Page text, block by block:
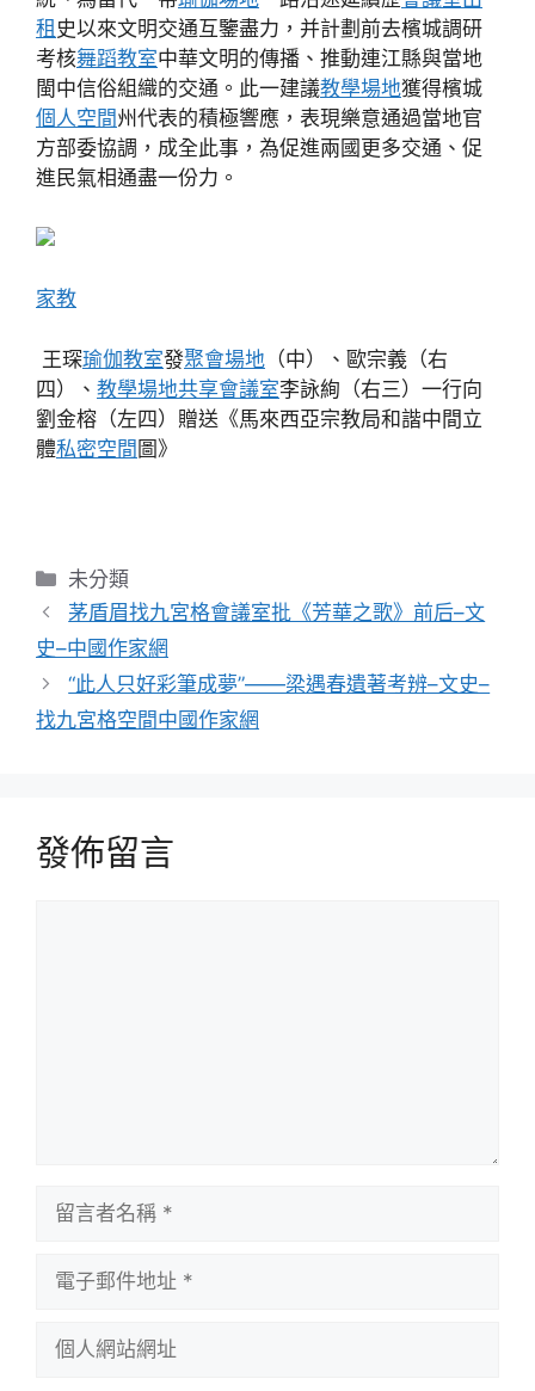
租 史以來文明交通互鑒盡力，并計劃前去檳城調研
考核舞蹈教室中華文明的傳播、推動連江縣與當地
閩中信俗組織的交通。此一建議教學場地獲得檳城
個人空間州代表的積極響應，表現樂意通過當地官
方部委協調，成全此事，為促進兩國更多交通、促
進民氣相通盡一份力。
家教
王琛瑜伽教室發聚會場地 （中）、歐宗義（右
四）、 教學場地共享會議室李詠絢（右三）一行向
劉金榕（左四）贈送《馬來西亞宗教局和諧中間立
體私密空間 圖》
分
類
未分類
茅盾眉找九宮格會議室批《芳華之歌》前后–文
史–中國作家網
“此人只好彩筆成夢”——梁遇春遺著考辨–文史–
找九宮格空間中國作家網
發佈留言